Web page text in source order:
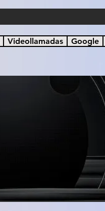
Videollamadas Google